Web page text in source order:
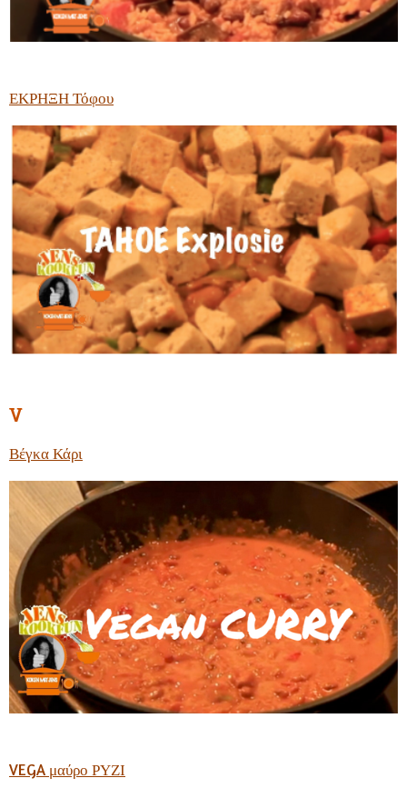
ΕΚΡΗΞΗ Τόφου
V
Βέγκα Κάρι
VEGA μαύρο ΡΥΖΙ